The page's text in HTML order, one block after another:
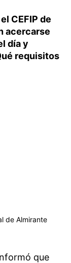
CEFIP de
acercarse
día y
requisitos
de Almirante
que